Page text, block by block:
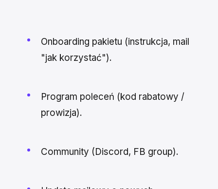
Onboarding pakietu (instrukcja, mail
"jak korzystać").
Program poleceń (kod rabatowy /
prowizja).
Community (Discord, FB group).